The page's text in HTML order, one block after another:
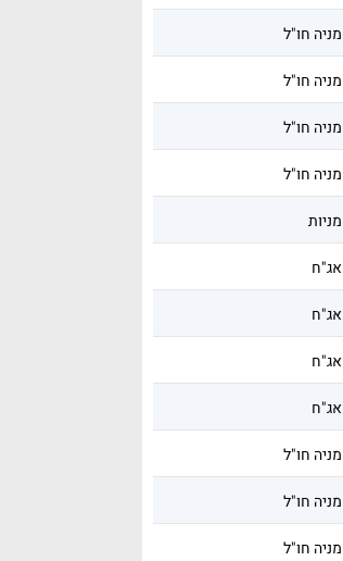
מניה חו"ל
מניה חו"ל
מניה חו"ל
מניה חו"ל
מניות
אג"ח
אג"ח
אג"ח
אג"ח
מניה חו"ל
מניה חו"ל
מניה חו"ל